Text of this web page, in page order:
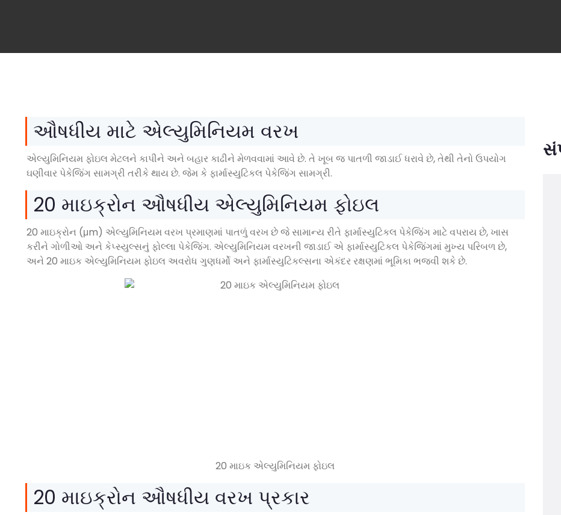
ઔષધીય માટે એલ્યુમિનિયમ વરખ
એલ્યુમિનિયમ ફોઇલ મેટલને કાપીને અને બહાર કાઢીને મેળવવામાં આવે છે. તે ખૂબ જ પાતળી જાડાઈ ધરાવે છે, તેથી તેનો ઉપયોગ
ઘણીવાર પેકેજિંગ સામગ્રી તરીકે થાય છે. જેમ કે ફાર્માસ્યુટિકલ પેકેજિંગ સામગ્રી.
20 માઇક્રોન ઔષધીય એલ્યુમિનિયમ ફોઇલ
20 માઇક્રોન (μm) એલ્યુમિનિયમ વરખ પ્રમાણમાં પાતળું વરખ છે જે સામાન્ય રીતે ફાર્માસ્યુટિકલ પેકેજિંગ માટે વપરાય છે, ખાસ
કરીને ગોળીઓ અને કેપ્સ્યુલ્સનું ફોલ્લા પેકેજિંગ. એલ્યુમિનિયમ વરખની જાડાઈ એ ફાર્માસ્યુટિકલ પેકેજિંગમાં મુખ્ય પરિબળ છે,
અને 20 માઇક એલ્યુમિનિયમ ફોઇલ અવરોધ ગુણધર્મો અને ફાર્માસ્યુટિકલ્સના એકંદર રક્ષણમાં ભૂમિકા ભજવી શકે છે.
20 માઇક એલ્યુમિનિયમ ફોઇલ
20 માઇક્રોન ઔષધીય વરખ પ્રકાર